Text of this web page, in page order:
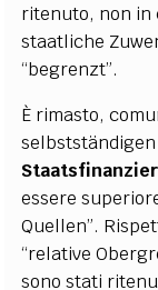
ritenuto, non in
staatliche
“begrenzt”.
È rimasto,
essere
Quellen”.
“relative
sono stati